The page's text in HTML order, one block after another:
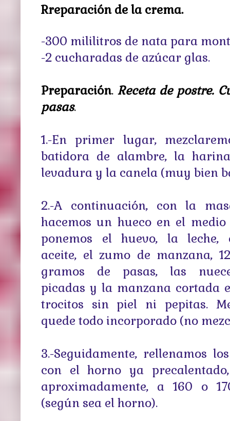
Rreparación de la crema.
-300 mililitros de nata para
-2 cucharadas de azúcar glas.
Preparación.Receta de postre.
pasas.
1.-En primer lugar,
batidora de alambre, la
levadura y la canela (muy bien
2.-A continuación, con la
hacemos un hueco en el
ponemos el huevo, la leche,
aceite, el zumo de manzana,
gramos de pasas, las
picadas y la manzana cortada
trocitos sin piel ni pepitas.
quede todo incorporado (no
3.-Seguidamente, rellenamos
con el horno ya
aproximadamente, a 160 o
(según sea el horno).